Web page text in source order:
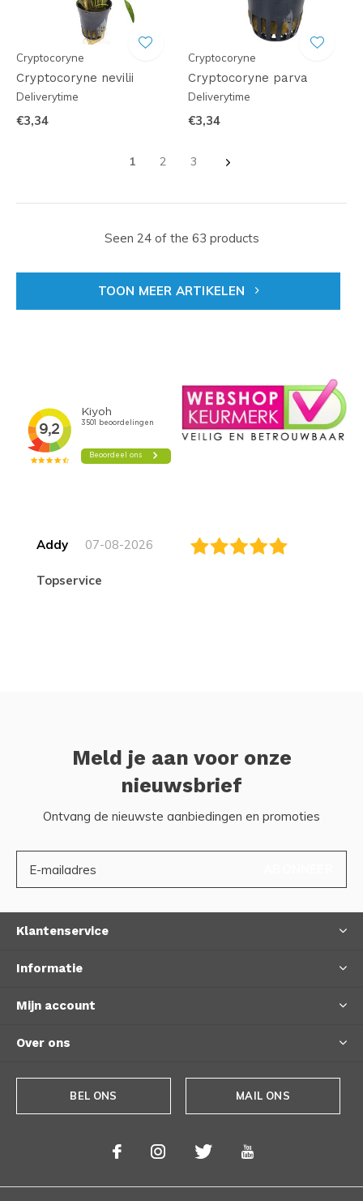
Cryptocoryne
Cryptocoryne nevilii
Deliverytime
€3,34
Cryptocoryne
Cryptocoryne parva
Deliverytime
€3,34
1 2 3
Seen 24 of the 63 products
TOON MEER ARTIKELEN
Addy 07-08-2026
topservice
Meld je aan voor onze
nieuwsbrief
Ontvang de nieuwste aanbiedingen en promoties
Klantenservice
Informatie
Mijn account
Over ons
BEL ONS MAIL ONS